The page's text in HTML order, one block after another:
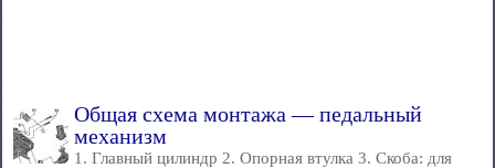
Общая схема монтажа — педальный
механизм
1. Главный цилиндр 2. Опорная втулка 3. Скоба: для